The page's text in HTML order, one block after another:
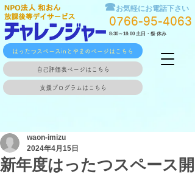
はったつスペースinとやまのページはこちら
☎お気軽にお電話下さい
0766-95-4063
8:30～18:00 土日・祭 休み
自己評価表ページはこちら
支援プログラムはこちら
新年度はったつスペース開
waon-imizu
2024年4月15日